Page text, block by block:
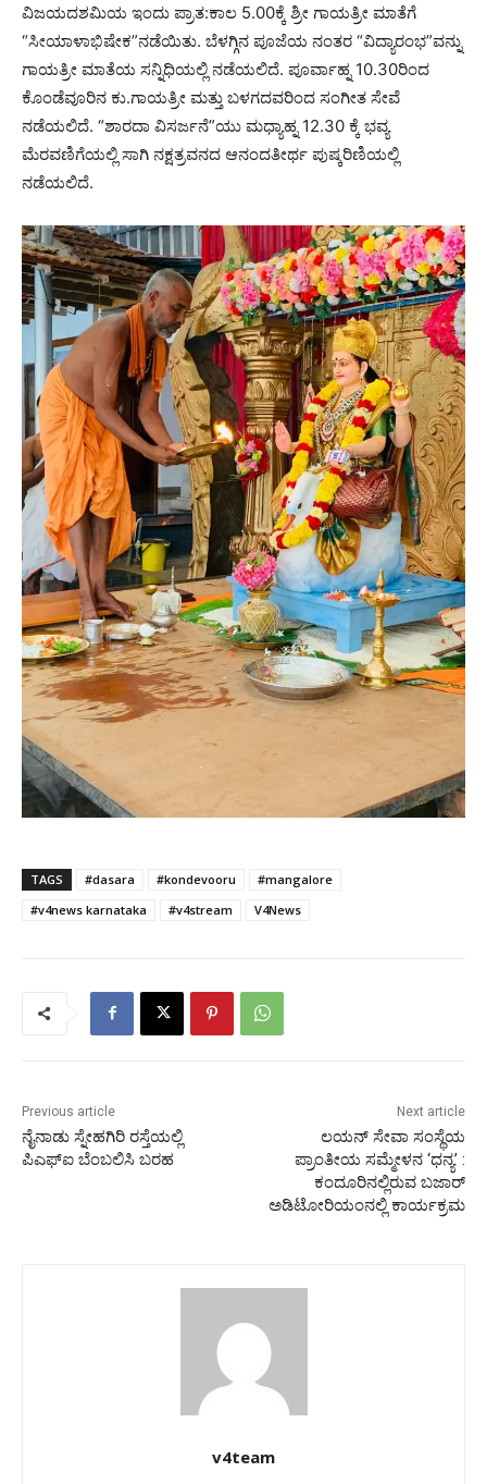
ವಿಜಯದಶಮಿಯ ಇಂದು ಪ್ರಾತ:ಕಾಲ 5.00ಕ್ಕೆ ಶ್ರೀ ಗಾಯತ್ರೀ ಮಾತೆಗೆ
“ಸೀಯಾಳಾಭಿಷೇಕ”ನಡೆಯಿತು. ಬೆಳಗ್ಗಿನ ಪೂಜೆಯ ನಂತರ “ವಿದ್ಯಾರಂಭ”ವನ್ನು
ಗಾಯತ್ರೀ ಮಾತೆಯ ಸನ್ನಿಧಿಯಲ್ಲಿ ನಡೆಯಲಿದೆ. ಪೂರ್ವಾಹ್ನ 10.30ರಿಂದ
ಕೊಂಡೆವೂರಿನ ಕು.ಗಾಯತ್ರೀ ಮತ್ತು ಬಳಗದವರಿಂದ ಸಂಗೀತ ಸೇವೆ
ನಡೆಯಲಿದೆ. “ಶಾರದಾ ವಿಸರ್ಜನೆ”ಯು ಮಧ್ಯಾಹ್ನ 12.30 ಕ್ಕೆ ಭವ್ಯ
ಮೆರವಣಿಗೆಯಲ್ಲಿ ಸಾಗಿ ನಕ್ಷತ್ರವನದ ಆನಂದತೀರ್ಥ ಪುಷ್ಕರಿಣಿಯಲ್ಲಿ
ನಡೆಯಲಿದೆ.
TAGS #dasara #kondevooru
#mangalore
#v4news karnataka
#v4stream V4News
Previous article
ನೈನಾಡು ಸ್ನೇಹಗಿರಿ ರಸ್ತೆಯಲ್ಲಿ
ಪಿಎಫ್‍ಐ ಬೆಂಬಲಿಸಿ ಬರಹ
Next article
ಲಯನ್ ಸೇವಾ ಸಂಸ್ಥೆಯ
ಪ್ರಾಂತೀಯ ಸಮ್ಮೇಳನ ‘ಧನ್ಯ’ :
ಕಂದೂರಿನಲ್ಲಿರುವ ಬಜಾರ್
ಅಡಿಟೋರಿಯಂನಲ್ಲಿ ಕಾರ್ಯಕ್ರಮ
v4team